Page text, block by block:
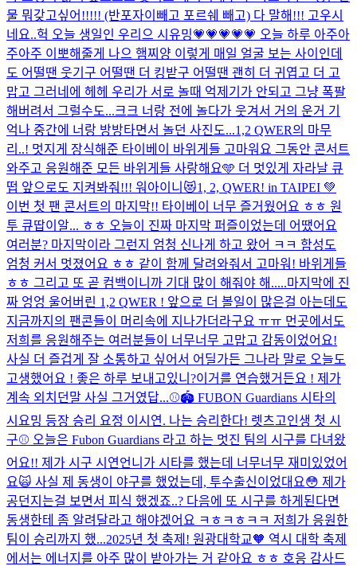
물 뭐갖고싶어!!!!! (반포자이빼고 포르쉐 빼고) 다 말해!!! 고우시
네요..헉 오늘 생일인 우리으 시유밍💗💗💗💗💗 오늘 하루 아주아
주아주 이뽀해줄게 나으 햄찌양 이렇게 매일 얼굴 보는 사이인데
도 어떨땐 웃기구 어떨땐 더 킹받구 어떨땐 괜히 더 귀엽고 더 고
맙고 그러네에 헤헤 우리가 서로 놀때 억제기가 안되고 그냥 폭팔
해버려서 그럴수도...크크 너랑 전에 놀다가 웃겨서 거의 운거 기
억나 중간에 너랑 방방타면서 놀던 사진도...1,2 QWER의 마무
리..! 멋지게 장식해준 타이베이 바위게들 고마워요 그동안 콘서트
와주고 응원해준 모든 바위게들 사랑해요🩵 더 멋있게 자라날 큐
떱 앞으로도 지켜봐줘!!! 워아이니😻1, 2, QWER! in TAIPEI 💚
이번 첫 팬 콘서트의 마지막!! 타이베이 너무 즐거웠어요 ㅎㅎ 원
투 큐땁이알... ㅎㅎ 오늘이 진짜 마지막 퍼즐이었는데 어땠어요
여러분? 마지막이라 그런지 엄청 신나게 하고 왔어 ㅋㅋ 함성도
엄청 커서 멋졌어요 ㅎㅎ 같이 함께 달려와줘서 고마워! 바위게들
ㅎㅎ 그리고 또 곧 컴백이니까 기대 많이 해줘야 해.....마지막에 진
짜 엉엉 울어버린 1,2 QWER ! 앞으로 더 볼일이 많은걸 아는데도
지금까지의 팬콘들이 머리속에 지나가더라구요 ㅠㅠ 먼곳에서도
저희를 응원해주는 여러분들이 너무너무 고맙고 감동이었어요!
사실 더 즐겁게 잘 소통하고 싶어서 어딜가든 그나라 말로 오늘도
고생했어요 ! 좋은 하루 보내고있니?이거를 연습했거든요 ! 제가
계속 외치던말 사실 그거였답...⚾️🏟️ FUBON Guardians 시타의
시요밍 등장 승리 요정 이시연. 나는 승리한다! 렛츠고인생 첫 시
구⚾️ 오늘은 Fubon Guardians 라고 하는 멋진 팀의 시구를 다녀왔
어요!! 제가 시구 시연언니가 시타를 했는데 너무너무 재미있었어
요🙀 사실 제 동생이 야구를 했었는데, 투수출신이었대요😳 제가
공던지는걸 보면서 피식 했겠죠..? 다음에 또 시구를 하게된다면
동생한테 좀 알려달라고 해야겠어요 ㅋㅎㅋㅎㅋㅋ 저희가 응원한
팀이 승리까지 했...2025년 첫 축제! 원광대학교🧡 역시 대학 축제
에서는 에너지를 아주 많이 받아가는 거 같아요 ㅎㅎ 호응 감사드